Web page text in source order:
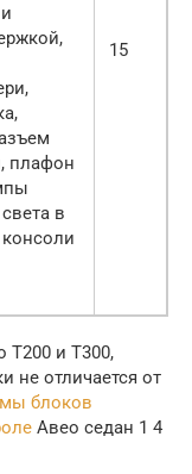
плафон
в
15
Т200 и Т300,
не отличается от
блоков
Авео седан 1 4